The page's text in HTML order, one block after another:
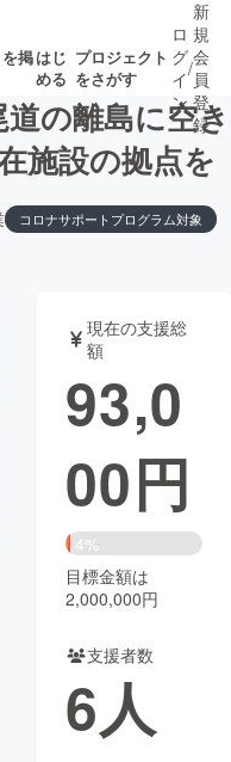
掲はじ
める
プロジェクト
をさがす
集終了が近いプ
ェクト
もうすぐ公開
されます
音楽
ゲーム・
チャレンジ
CAMPFIRE Creation
コミュニティ
ロ
グ
イ
ン
/
新
規
会
員
登
録
の離島に空き
施設の拠点を
コロナサポートプログラム対象
現在の支援総
額
93,0
00円
4%
目標金額は
2,000,000円
支援者数
6人